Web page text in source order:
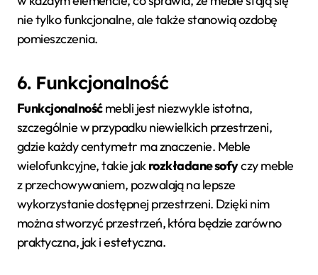
nie tylko funkcjonalne, ale także stanowią ozdobę
pomieszczenia.
6. Funkcjonalność
Funkcjonalnośćmebli jest niezwykle istotna,
szczególnie w przypadku niewielkich przestrzeni,
gdzie każdy centymetr ma znaczenie. Meble
wielofunkcyjne, takie jakrozkładane sofyczy meble
z przechowywaniem, pozwalają na lepsze
wykorzystanie dostępnej przestrzeni. Dzięki nim
można stworzyć przestrzeń, która będzie zarówno
praktyczna, jak i estetyczna.